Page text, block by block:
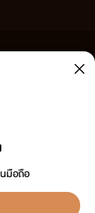
มือถือ
อ่านทุกท่านโปรดใช้
กฎหมายและศีลธรรม
งนี้ ทางเว็บไซต์ขอสงวน